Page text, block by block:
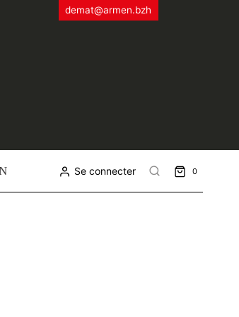
demat@armen.bzh
Se connecter 0